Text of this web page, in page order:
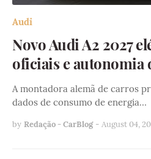
Audi
Novo Audi A2 2027
oficiais e autonomia
A montadora alemã de carros
dados de consumo de energia…
by Redação - CarBlog - August 04,